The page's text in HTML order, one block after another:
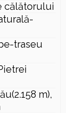
călătorului
traseu
m),